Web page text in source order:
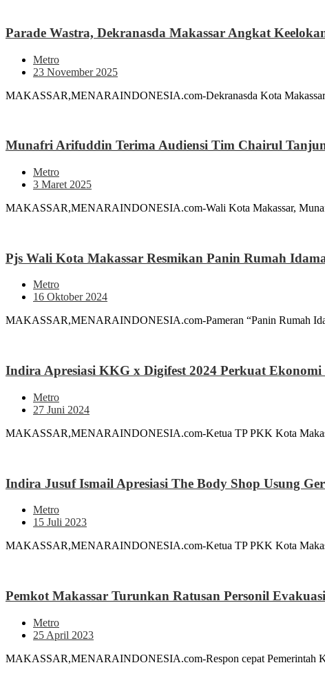
Parade Wastra, Dekranasda Makassar Angkat
Metro
23 November 2025
MAKASSAR,MENARAINDONESIA.com-Dekranasda Kota
Munafri Arifuddin Terima Audiensi Tim Chairul
Metro
3 Maret 2025
MAKASSAR,MENARAINDONESIA.com-Wali Kota Makassar,
Pjs Wali Kota Makassar Resmikan Panin Rumah
Metro
16 Oktober 2024
MAKASSAR,MENARAINDONESIA.com-Pameran “Panin Rumah
Indira Apresiasi KKG x Digifest 2024 Perkuat
Metro
27 Juni 2024
MAKASSAR,MENARAINDONESIA.com-Ketua TP PKK Kota
Indira Jusuf Ismail Apresiasi The Body Shop Usung
Metro
15 Juli 2023
MAKASSAR,MENARAINDONESIA.com-Ketua TP PKK Kota
Pemkot Makassar Turunkan Ratusan Personil
Metro
25 April 2023
MAKASSAR,MENARAINDONESIA.com-Respon cepat Pemerintah